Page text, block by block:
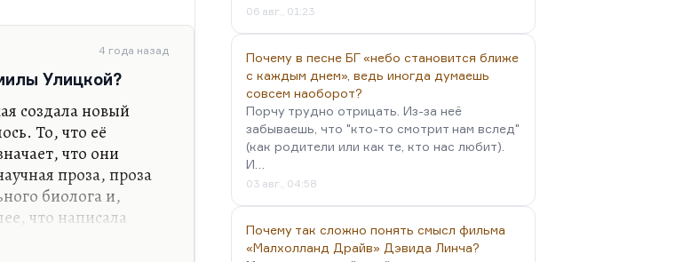
4 года назад
Улицкой?
создала новый
То, что её
что они
проза, проза
биолога и,
что написала
06 авг., 01:23
Почему в песне БГ «небо становится ближе
с каждым днем», ведь иногда думаешь
совсем наоборот?
Порчу трудно отрицать. Из-за неё
забываешь, что "кто-то смотрит нам вслед"
(как родители или как те, кто нас любит).
И…
03 авг., 04:58
Почему так сложно понять смысл фильма
«Малхолланд Драйв» Дэвида Линча?